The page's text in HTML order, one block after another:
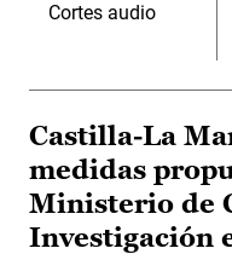
Cortes audio
Castilla-La
medidas
Ministerio de
Investigación